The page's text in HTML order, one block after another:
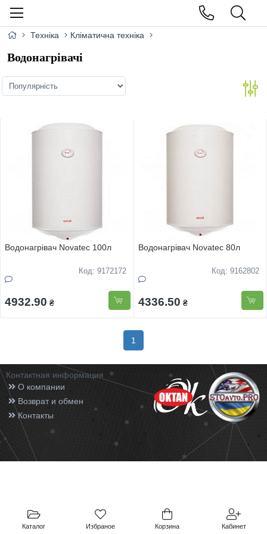
Каталог Избраное Корзина Кабинет
Техніка Кліматична техніка
Водонагрівачі
Водонагрiвач Novatec 100л
Код: 9172172
4932.90 ₴
Водонагрiвач Novatec 80л
Код: 9162802
4336.50 ₴
1
Контактная информация
О компании
Возврат и обмен
Контакты